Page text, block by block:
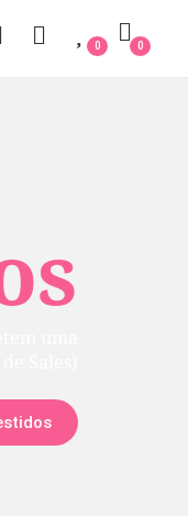
0
0